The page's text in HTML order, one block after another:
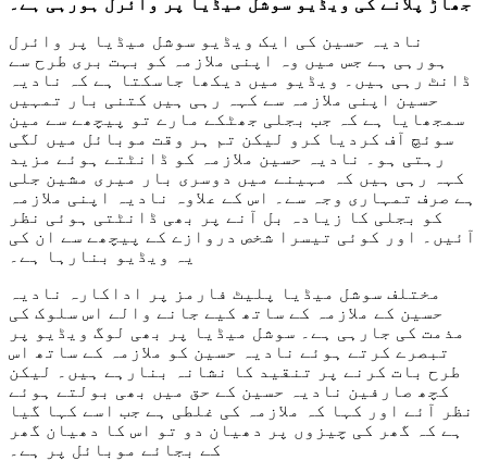
جھاڑ پلانے کی ویڈیو سوشل میڈیا پر وائرل ہورہی ہے۔
نادیہ حسین کی ایک ویڈیو سوشل میڈیا پر وائرل
ہورہی ہے جس میں وہ اپنی ملازمہ کو بہت بری طرح سے
ڈانٹ رہی ہیں۔ ویڈیو میں دیکھا جاسکتا ہے کہ نادیہ
حسین اپنی ملازمہ سے کہہ رہی ہیں کتنی بار تمہیں
سمجھایا ہے کہ جب بجلی جھٹکے مارے تو پیچھے سے مین
سوئچ آف کردیا کرو لیکن تم ہر وقت موبائل میں لگی
رہتی ہو۔ نادیہ حسین ملازمہ کو ڈانٹتے ہوئے مزید
کہہ رہی ہیں کہ مہینے میں دوسری بار میری مشین جلی
ہے صرف تمہاری وجہ سے۔ اس کے علاوہ نادیہ اپنی ملازمہ
کو بجلی کا زیادہ بل آنے پر بھی ڈانٹتی ہوئی نظر
آئیں۔ اور کوئی تیسرا شخص دروازے کے پیچھے سے ان کی
یہ ویڈیو بنارہا ہے۔
مختلف سوشل میڈیا پلیٹ فارمز پر اداکارہ نادیہ
حسین کے ملازمہ کے ساتھ کیے جانے والے اس سلوک کی
مذمت کی جارہی ہے۔ سوشل میڈیا پر بھی لوگ ویڈیو پر
تبصرے کرتے ہوئے نادیہ حسین کو ملازمہ کے ساتھ اس
طرح بات کرنے پر تنقید کا نشانہ بنارہے ہیں۔ لیکن
کچھ صارفین نادیہ حسین کے حق میں بھی بولتے ہوئے
نظر آئے اور کہا کہ ملازمہ کی غلطی ہے جب اسے کہا گیا
ہے کہ گھر کی چیزوں پر دھیان دو تو اس کا دھیان گھر
کے بجائے موبائل پر ہے۔